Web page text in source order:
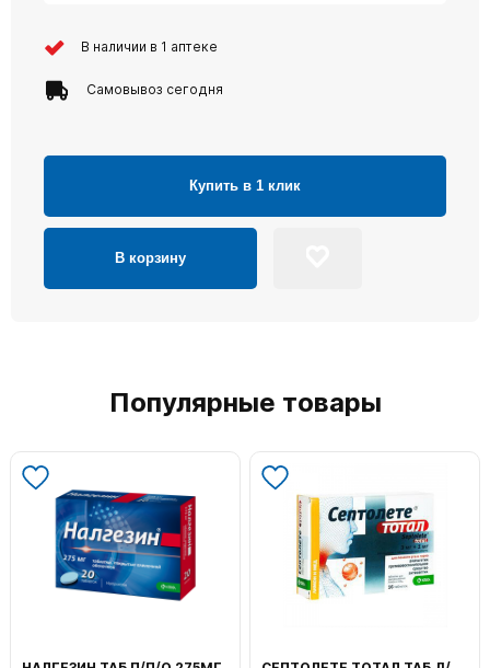
В наличии в 1 аптеке
Самовывоз сегодня
Купить в 1 клик
В корзину
Популярные товары